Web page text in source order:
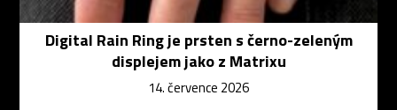
Digital Rain Ring je prsten s černo-zeleným
displejem jako z Matrixu
14. července 2026